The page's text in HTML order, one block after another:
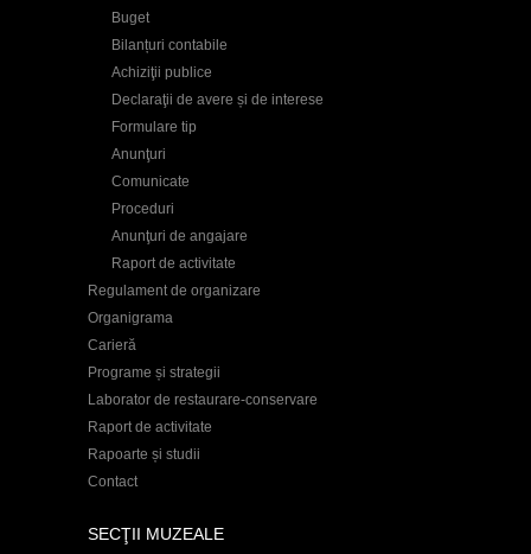
Buget
Bilanțuri contabile
Achiziţii publice
Declaraţii de avere și de interese
Formulare tip
Anunţuri
Comunicate
Proceduri
Anunţuri de angajare
Raport de activitate
Regulament de organizare
Organigrama
Carieră
Programe și strategii
Laborator de restaurare-conservare
Raport de activitate
Rapoarte și studii
Contact
SECŢII MUZEALE